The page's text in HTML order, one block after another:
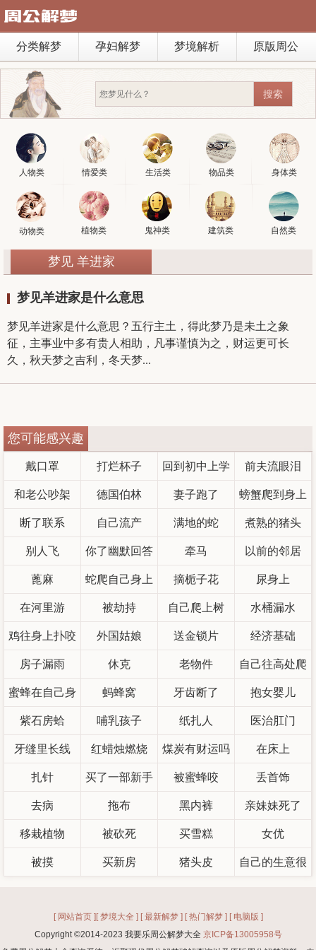
分类解梦 孕妇解梦 梦境解析 原版周公
人物类 情爱类 生活类 物品类 身体类
动物类 植物类 鬼神类 建筑类 自然类
梦见 羊进家
梦见羊进家是什么意思
梦见羊进家是什么意思？五行主土，得此梦乃是未土之象
征，主事业中多有贵人相助，凡事谨慎为之，财运更可长
久，秋天梦之吉利，冬天梦...
您可能感兴趣
戴口罩 打烂杯子 回到初中上学 前夫流眼泪
和老公吵架 德国伯林 妻子跑了 螃蟹爬到身上
断了联系 自己流产 满地的蛇 煮熟的猪头
别人飞 你了幽默回答 牵马 以前的邻居
蓖麻 蛇爬自己身上 摘栀子花 尿身上
在河里游 被劫持 自己爬上树 水桶漏水
鸡往身上扑咬
我
外国姑娘 送金锁片 经济基础
房子漏雨 休克 老物件 自己往高处爬
蜜蜂在自己身
上
蚂蜂窝 牙齿断了 抱女婴儿
紫石房蛤 哺乳孩子 纸扎人 医治肛门
牙缝里长线 红蜡烛燃烧 煤炭有财运吗 在床上
扎针 买了一部新手
机
被蜜蜂咬 丢首饰
去病 拖布 黑内裤 亲妹妹死了
移栽植物 被砍死 买雪糕 女优
被摸 买新房 猪头皮 自己的生意很
[ 网站首页 ] [ 梦境大全 ] [ 最新解梦 ] [ 热门解梦 ] [ 电脑版 ]
Copyright ©2014-2023 我要乐周公解梦大全 京ICP备13005958号